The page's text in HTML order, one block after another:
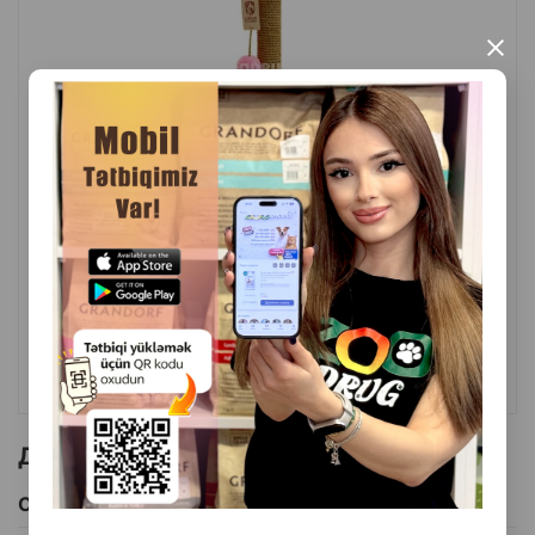
×
Для чего подходит:
Игры — кошка может прыгать, прятаться, лазать.
Отдых— верхняя полка и домик дают комфортные
места для сна.
Заточка когтей
— сизалевые столбы
предотвращают порчу мебели.
Активность и здоровье— помогает кошке
оставаться подвижной, особенно в домашних
условиях.
Масса Цена
Купить
1 шт
24.00
КУПИТЬ
Другие товоры бренда
Смотреть Все